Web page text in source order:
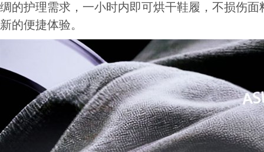
绸的护理需求，一小时内即可烘干鞋履，不损伤
新的便捷体验。